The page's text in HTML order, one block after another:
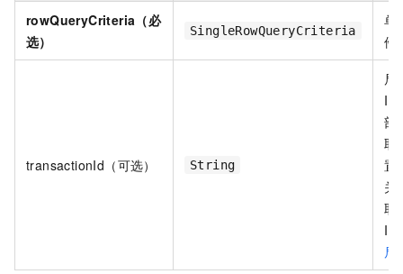
rowQueryCriteria（必
选）
SingleRowQueryCriteria
单
件
transactionId（可选） String
局
ID
部
取
置
关
取
ID
局